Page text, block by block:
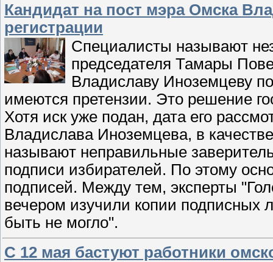
Кандидат на пост мэра Омска
регистрации
Специалисты называют
председателя Тамары
Владиславу Иноземцеву
имеются претензии. Это решение
Хотя иск уже подан, дата его
Владислава Иноземцева, в
называют неправильные
подписи избирателей. По этому
подписей. Между тем, эксперты
вечером изучили копии подписных
быть не могло".
С 12 мая бастуют работники